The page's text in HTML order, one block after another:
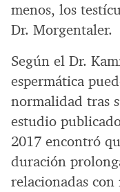
menos, los
Dr. Morgentaler.
Según el Dr.
espermática
normalidad tras
estudio
2017 encontró
duración
relacionadas